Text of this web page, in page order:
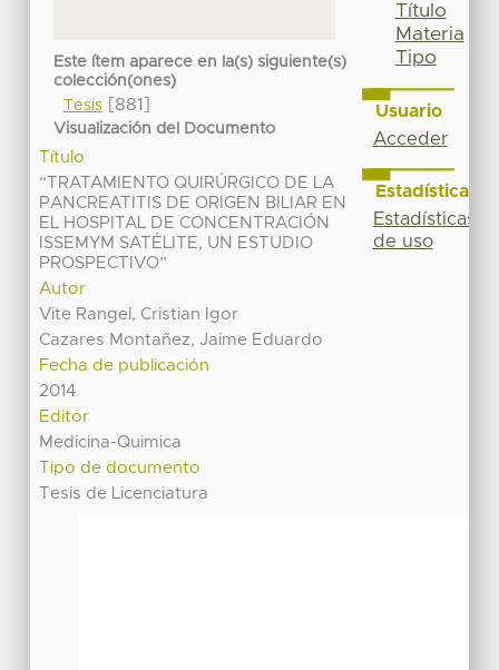
Este ítem aparece en la(s) siguiente(s)
colección(ones)
Tesis[881]
Visualización del Documento
Título
“TRATAMIENTO QUIRÚRGICO DE LA
PANCREATITIS DE ORIGEN BILIAR EN
EL HOSPITAL DE CONCENTRACIÓN
ISSEMYM SATÉLITE, UN ESTUDIO
PROSPECTIVO”
Autor
Vite Rangel, Cristian Igor
Cazares Montañez, Jaime Eduardo
Fecha de publicación
2014
Editor
Medicina-Quimica
Tipo de documento
Tesis de Licenciatura
Título
Materia
Tipo
Usuario
Acceder
Estadísticas
Estadísticas
de uso